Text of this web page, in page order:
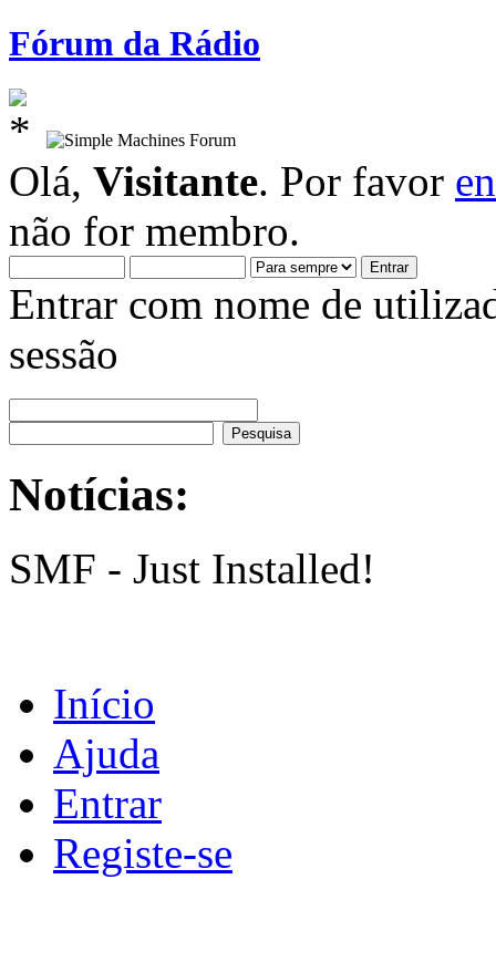
Fórum da Rádio
Olá, Visitante. Por favor
não for membro.
Entrar com nome de
sessão
Notícias:
SMF - Just Installed!
Início
Ajuda
Entrar
Registe-se